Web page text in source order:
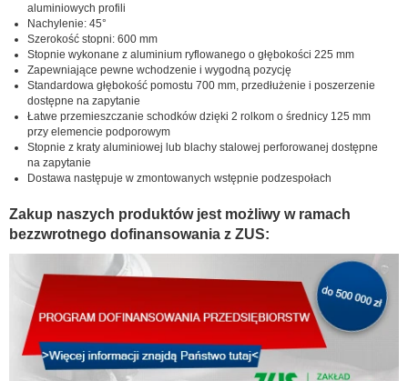
aluminiowych profili
Nachylenie: 45°
Szerokość stopni: 600 mm
Stopnie wykonane z aluminium ryflowanego o głębokości 225 mm
Zapewniające pewne wchodzenie i wygodną pozycję
Standardowa głębokość pomostu 700 mm, przedłużenie i poszerzenie
dostępne na zapytanie
Łatwe przemieszczanie schodków dzięki 2 rolkom o średnicy 125 mm
przy elemencie podporowym
Stopnie z kraty aluminiowej lub blachy stalowej perforowanej dostępne
na zapytanie
Dostawa następuje w zmontowanych wstępnie podzespołach
Zakup naszych produktów jest możliwy w ramach
bezzwrotnego dofinansowania z ZUS: